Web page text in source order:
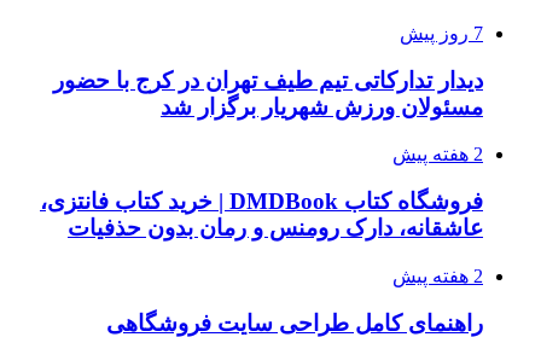
7 روز پیش
دیدار تدارکاتی تیم طیف تهران در کرج با حضور
مسئولان ورزش شهریار برگزار شد
2 هفته پیش
فروشگاه کتاب DMDBook | خرید کتاب فانتزی،
عاشقانه، دارک رومنس و رمان بدون حذفیات
2 هفته پیش
راهنمای کامل طراحی سایت فروشگاهی